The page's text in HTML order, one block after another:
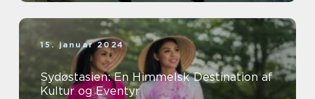
15. januar 2024
Sydøstasien: En Himmelsk Destination af
Kultur og Eventyr